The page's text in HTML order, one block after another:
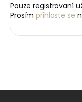
Pouze registrovaní
Prosím přihlaste se